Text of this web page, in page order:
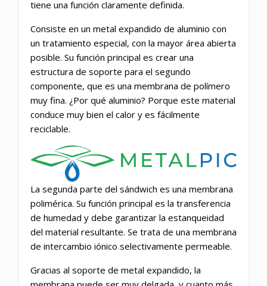
tiene una función claramente definida.
Consiste en un metal expandido de aluminio con
un tratamiento especial, con la mayor área abierta
posible. Su función principal es crear una
estructura de soporte para el segundo
componente, que es una membrana de polímero
muy fina. ¿Por qué aluminio? Porque este material
conduce muy bien el calor y es fácilmente
reciclable.
La segunda parte del sándwich es una membrana
polimérica. Su función principal es la transferencia
de humedad y debe garantizar la estanqueidad
del material resultante. Se trata de una membrana
de intercambio iónico selectivamente permeable.
Gracias al soporte de metal expandido, la